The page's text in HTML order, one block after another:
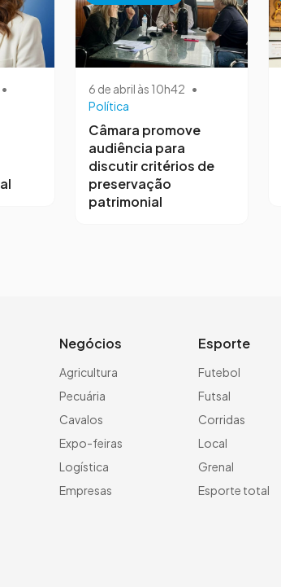
•
6 de abril às 10h42 •
Política
Câmara promove
audiência para
discutir critérios de
preservação
patrimonial
Negócios
Agricultura
Pecuária
Cavalos
Expo-feiras
Logística
Empresas
Esporte
Futebol
Futsal
Corridas
Local
Grenal
Esporte total